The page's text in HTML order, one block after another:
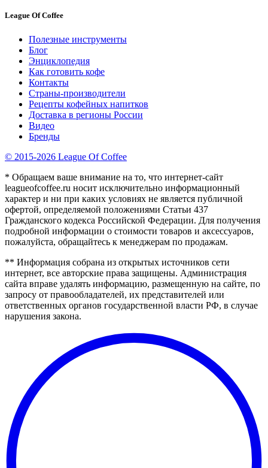
League Of Coffee
Полезные инструменты
Блог
Энциклопедия
Как готовить кофе
Контакты
Страны-производители
Рецепты кофейных напитков
Доставка в регионы России
Видео
Бренды
© 2015-2026 League Of Coffee
* Обращаем ваше внимание на то, что интернет-сайт
leagueofcoffee.ru носит исключительно информационный
характер и ни при каких условиях не является публичной
офертой, определяемой положениями Статьи 437
Гражданского кодекса Российской Федерации. Для получения
подробной информации о стоимости товаров и аксессуаров,
пожалуйста, обращайтесь к менеджерам по продажам.
** Информация собрана из открытых источников сети
интернет, все авторские права защищены. Администрация
сайта вправе удалять информацию, размещенную на сайте, по
запросу от правообладателей, их представителей или
ответственных органов государственной власти РФ, в случае
нарушения закона.